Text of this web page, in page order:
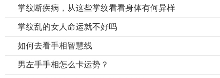
掌纹断疾病，从这些掌纹看看身体有何异样
掌纹乱的女人命运就不好吗
如何去看手相智慧线
男左手手相怎么卡运势？